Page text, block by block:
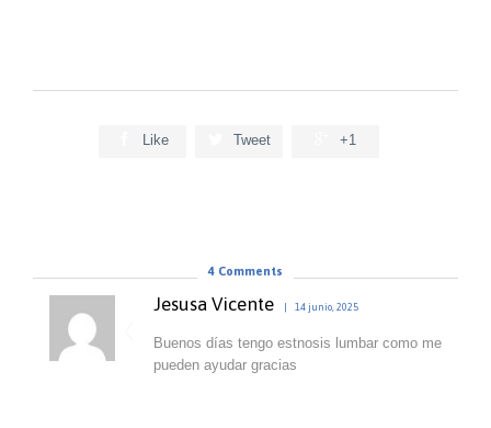
Like Tweet +1
4 Comments
Jesusa Vicente 14 junio, 2025
Buenos días tengo estnosis lumbar como me
pueden ayudar gracias